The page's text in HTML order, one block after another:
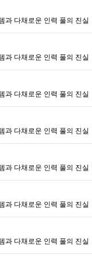
과 다채로운 인력 풀의 진실
과 다채로운 인력 풀의 진실
과 다채로운 인력 풀의 진실
과 다채로운 인력 풀의 진실
과 다채로운 인력 풀의 진실
과 다채로운 인력 풀의 진실
과 다채로운 인력 풀의 진실